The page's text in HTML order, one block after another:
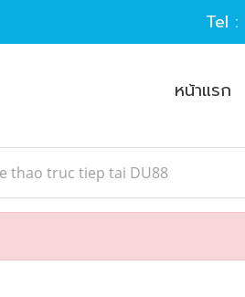
Tel :
หน้าแรก
thao truc tiep tai DU88